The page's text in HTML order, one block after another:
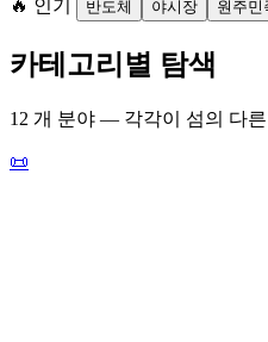
🔥 인기 반도체 야시장 원주민
카테고리별 탐색
12 개 분야 — 각각이 섬의 다
📜